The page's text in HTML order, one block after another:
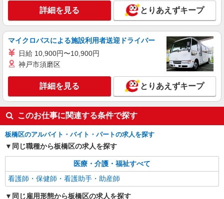
株式会社kotrio /●SW-H1-1983915
高島平駅＊日勤のみ/残業なし！健康管理メイ
ンの看護スタッフ
時給2400円〜3000円＜交通費全額支給(ガソリ
板橋区徳丸付近
キープ 詳細を見る
職業紹介
株式会社トラストグロース 新宿本社 第3営業部
病院での看護師
月給：270,000円〜 ※資格・経験等により異
なる ＊別途夜勤手当17000円〜/回
東京都板橋区
キープ
詳細を見る とりあえずキープ
マイクロバスによる施設利用者送迎ドライバー
日給 10,900円〜10,900円
神戸市須磨区
詳細を見る とりあえずキープ
このお仕事に関連する条件で探す
板橋区のアルバイト・バイト・パートの求人を探す
同じ職種から板橋区の求人を探す
医療・介護・福祉すべて
看護師・保健師・看護助手・助産師
同じ雇用形態から板橋区の求人を探す